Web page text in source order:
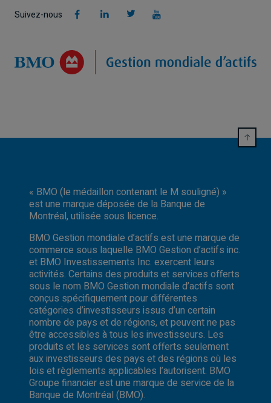
Suivez-nous
« BMO (le médaillon contenant le M souligné) »
est une marque déposée de la Banque de
Montréal, utilisée sous licence.
BMO Gestion mondiale d’actifs est une marque de
commerce sous laquelle BMO Gestion d’actifs inc.
et BMO Investissements Inc. exercent leurs
activités. Certains des produits et services offerts
sous le nom BMO Gestion mondiale d’actifs sont
conçus spécifiquement pour différentes
catégories d’investisseurs issus d’un certain
nombre de pays et de régions, et peuvent ne pas
être accessibles à tous les investisseurs. Les
produits et les services sont offerts seulement
aux investisseurs des pays et des régions où les
lois et règlements applicables l’autorisent. BMO
Groupe financier est une marque de service de la
Banque de Montréal (BMO).